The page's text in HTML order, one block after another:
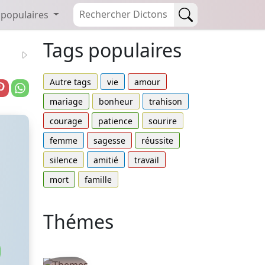
Tags populaires
Autre tags vie
amour
mariage
bonheur
trahison
courage
patience
sourire
femme
sagesse
réussite
silence
amitié
travail
mort
famille
Thémes